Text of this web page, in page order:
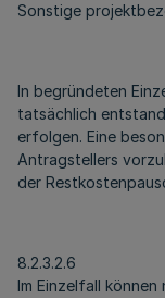
Sonstige
In begründeten
tatsächlich
erfolgen. Eine
Antragstellers
der
8.2.3.2.6
Im Einzelfall können